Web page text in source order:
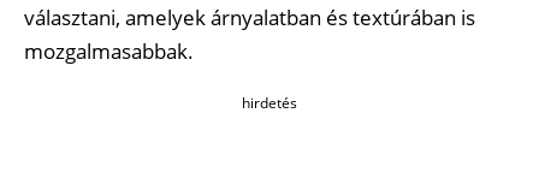
választani, amelyek árnyalatban és textúrában is
mozgalmasabbak.
hirdetés